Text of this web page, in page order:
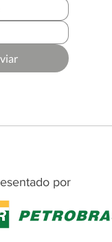
por